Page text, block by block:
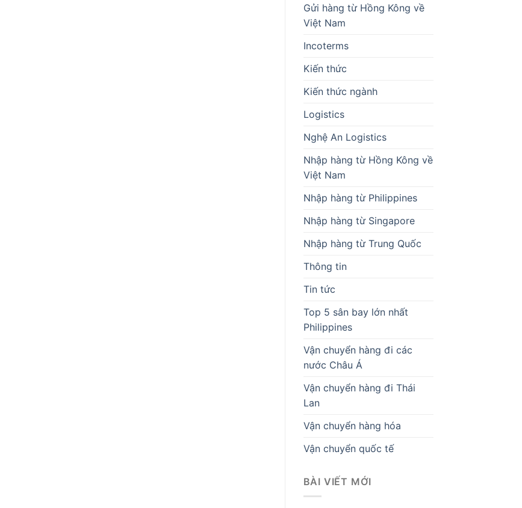
Gửi hàng từ Hồng Kông về
Việt Nam
Incoterms
Kiến thức
Kiến thức ngành
Logistics
Nghệ An Logistics
Nhập hàng từ Hồng Kông về
Việt Nam
Nhập hàng từ Philippines
Nhập hàng từ Singapore
Nhập hàng từ Trung Quốc
Thông tin
Tin tức
Top 5 sân bay lớn nhất
Philippines
Vận chuyển hàng đi các
nước Châu Á
Vận chuyển hàng đi Thái
Lan
Vận chuyển hàng hóa
Vận chuyển quốc tế
BÀI VIẾT MỚI